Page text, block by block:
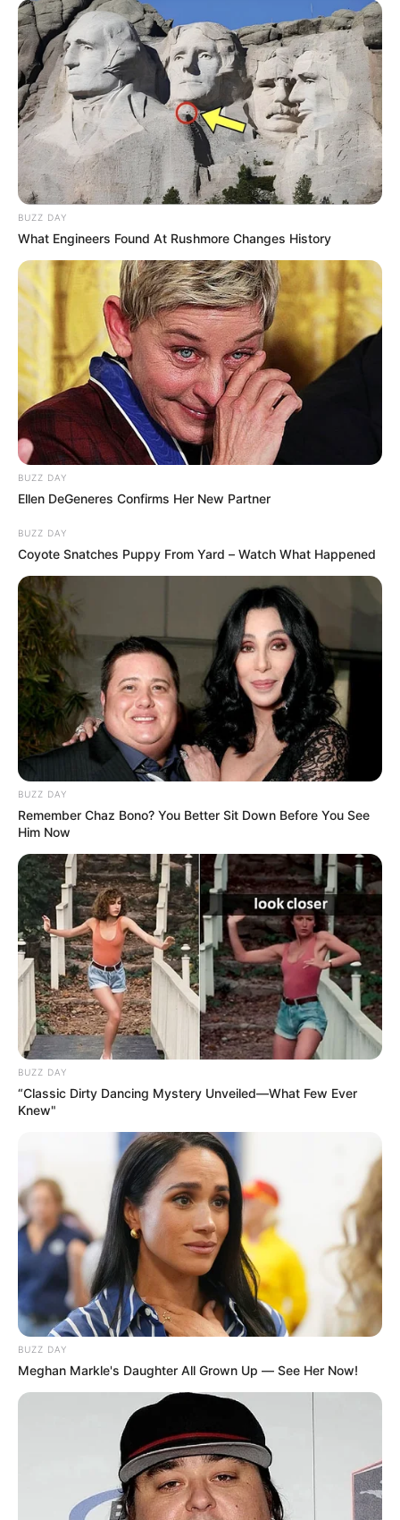
Capturan a presunto
integrante del ELN
señalado de manejar
dinero de extorsiones en
Antioquia
CLAN DEL GOLFO
Presuntos integrantes del
Clan del Golfo fueron
los señalan de homicidios
y extorsiones
CLAN DEL GOLFO
Cayó alias "Carlos Way", el
presunto terror del Bajo
Cauca antioqueño: lo
señalan de ordenar
homicidios y quemar
vehículos
POLICÍA DE BARRANQUILLA
concierto para delinquir: el
tenebroso historial del
temido capturado en
Barranquilla
CARTAGENA
Capturan en Cartagena a
presunto cabecilla
financiero del Clan del
Golfo en Bolívar
EXTORSIÓN
¡Le sacaban plata a los
mototaxistas! En Santa
Marta caen dos presuntos
extorsionistas de Los
Pachencas
INSEGURIDAD
¡Cae alias Terry! Lo
señalan de sembrar terror
con panfletos, homicidios
Magdalena
DEFENSORÍA DEL PUEBLO
Defensoría prende las
alarmas por guerra entre
bandas en Bucaramanga
CARGAR MÁS
TEMAS DESTACADOS
EMERGENCIAS POR LLUVIAS
FUERTES LLUVIAS
VIA AL LLANO
LIGA BETPLAY
METRO DE MEDELLÍN
CORTES DE LUZ
CORTES DE AGUA
FENÓMENO DEL NIÑO
BUZZ DAY
What Engineers Found At Rushmore Changes History
BUZZ DAY
Ellen DeGeneres Confirms Her New Partner
BUZZ DAY
Coyote Snatches Puppy From Yard – Watch What Happened
BUZZ DAY
Remember Chaz Bono? You Better Sit Down Before You See
Him Now
BUZZ DAY
“Classic Dirty Dancing Mystery Unveiled—What Few Ever
Knew"
BUZZ DAY
Meghan Markle's Daughter All Grown Up — See Her Now!